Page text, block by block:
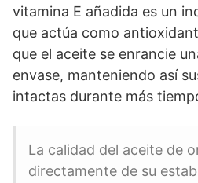
vitamina E añadida es un
que actúa como
que el aceite se enrancie
envase, manteniendo así
intactas durante más
La calidad del aceite de
directamente de su